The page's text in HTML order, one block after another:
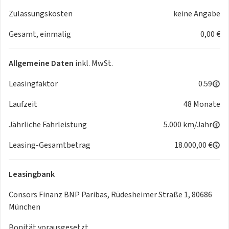
Garantieverlängerung 4 Jahre / 90.000 km
Scheinwerfer mit variabler Lichtverteilung,
Tagfahrlicht, Coming-/Leaving-Home-Funktion; LED-
Heckleuchten
Ambientebeleuchtung für das Armaturenbrett und
Elektrisch einstellbarer Fahrersitz mit Memory-Funktion;
Beifahrersitz mit manueller Höhenverstellung
Klimaanlage Climatronic (3-Zonen)
Digital Cockpit Plus
Wireless SmartLink (Apple CarPlay, Android Auto)
Elektrische Heckklappenbedienung
KESSY (schlüsselloses Zugangs- und Start-Stopp-System) +
Diebstahlwarnanlage mit Innenraumüberwachung
Zulassungskosten
keine Angabe
Gesamt, einmalig
0,00 €
Allgemeine Daten inkl. MwSt.
Leasingfaktor
0.59
Laufzeit
48 Monate
Jährliche Fahrleistung
5.000 km/Jahr
Leasing-Gesamtbetrag
18.000,00 €
Leasingbank
Consors Finanz BNP Paribas, Rüdesheimer Straße 1, 80686
München